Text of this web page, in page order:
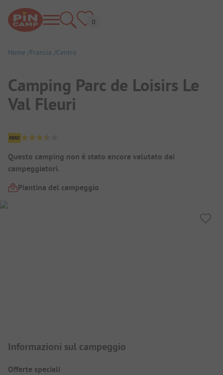
Home Francia Centro
Camping Parc de Loisirs Le
Val Fleuri
Panoramica del campeggio
Questo camping non è stato ancora valutato dai
campeggiatori.
Piantina del campeggio
Informazioni sul campeggio
Offerte speciali